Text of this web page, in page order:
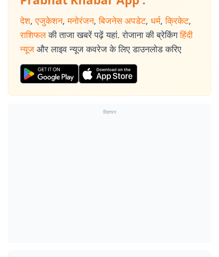
देश, एजुकेशन, मनोरंजन, बिजनेस अपडेट, धर्म, क्रिकेट,
राशिफल की ताजा खबरें पढ़ें यहां. रोजाना की ब्रेकिंग हिंदी
न्यूज और लाइव न्यूज कवरेज के लिए डाउनलोड करिए
विज्ञापन